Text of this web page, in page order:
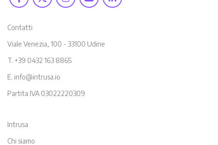
Contatti
Viale Venezia, 100 - 33100 Udine
T. +39 0432 163 8865
E. info@intrusa.io
Partita IVA 03022220309
Intrusa
Chi siamo